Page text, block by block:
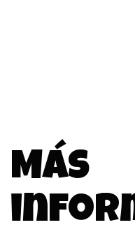
Más